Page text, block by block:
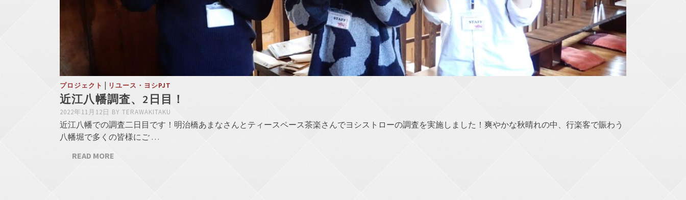
プロジェクト | リユース・ヨシPJT
近江八幡調査、2日目！
2022年11月12日 BY TERAWAKITAKU
近江八幡での調査二日目です！明治橋あまなさんとティースペース茶楽さんでヨシストローの調査を実施しました！爽やかな秋晴れの中、行楽客で賑わう
八幡堀で多くの皆様にご …
READ MORE